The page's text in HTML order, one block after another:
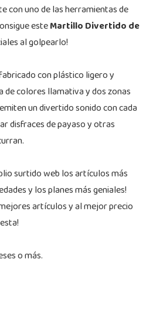
con uno de las herramientas de
esteMartillo Divertido de
al golpearlo!
con plástico ligero y
de colores llamativa y dos zonas
un divertido sonido con cada
disfraces de payaso y otras
surtido web los artículos más
y los planes más geniales!
artículos y al mejor precio
o más.